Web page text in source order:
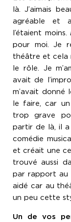
là. J’aimais
agréable et
l’étaient moins.
pour moi. Je
théâtre et cela
le rôle. Je
avait de
m’avait donné
le faire, car
trop grave
partir de là, il
comédie
et créait une
trouvé aussi
par rapport au
aidé car au
un peu cette
Un de vos